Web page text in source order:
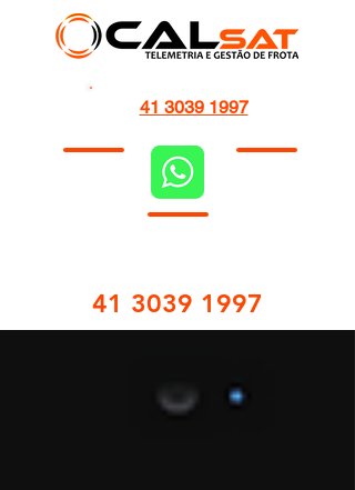
41 3039 1997
41 3039 1997